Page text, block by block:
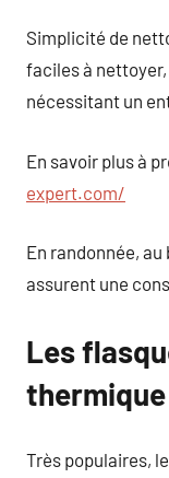
Simplicité de
faciles à
nécessitant un
En savoir plus à
expert.com/
En randonnée,
assurent une
Les
thermique
Très populaires,